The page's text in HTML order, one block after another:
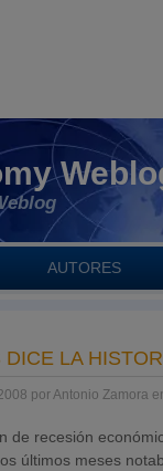
AUTORES
LA
por Antonio Zamora
de recesión
últimos meses